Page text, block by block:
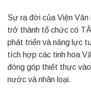
Sự ra đời của Viện
trở thành tổ chức có
phát triển và năng lực
tích hợp các tinh hoa
đóng góp thiết thực
nước và nhân loại.